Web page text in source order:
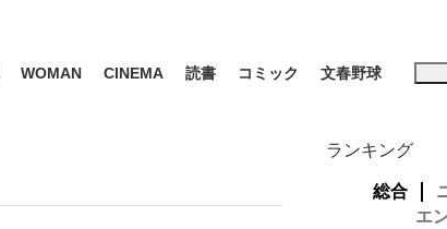
WOMAN CINEMA 読書 コミック 文春野球
ランキング
総合
エ